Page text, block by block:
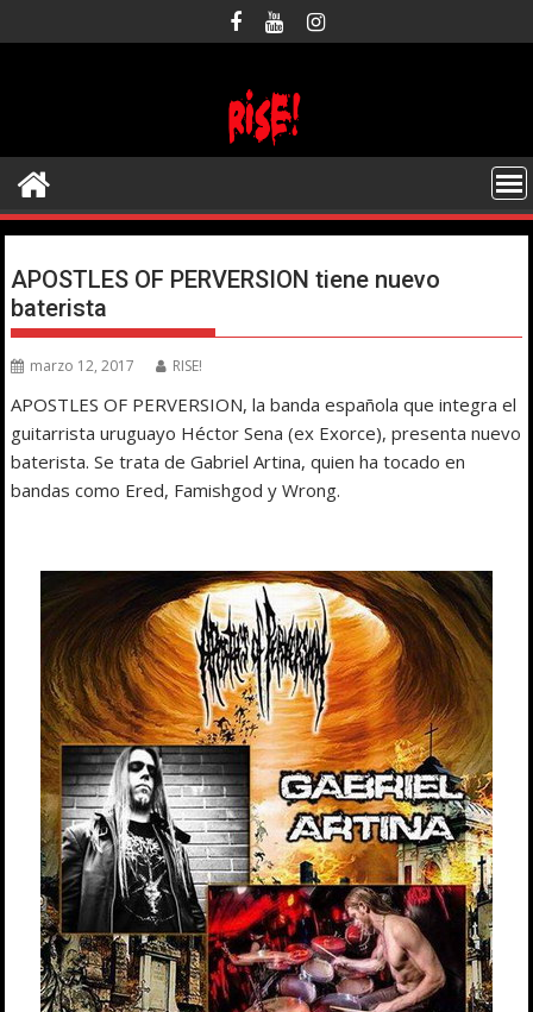
al
APOSTLES OF PERVERSION tiene nuevo
baterista
marzo 12, 2017 RISE!
APOSTLES OF PERVERSION, la banda española que integra el
guitarrista uruguayo Héctor Sena (ex Exorce), presenta nuevo
baterista. Se trata de Gabriel Artina, quien ha tocado en
bandas como Ered, Famishgod y Wrong.